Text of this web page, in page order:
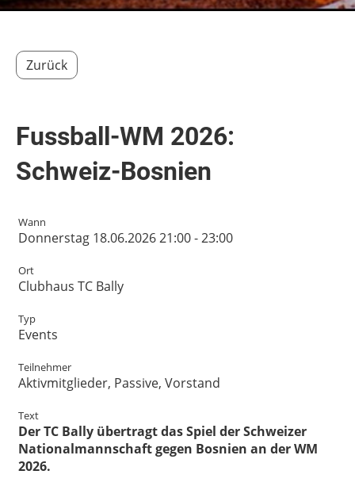
Zurück
Fussball-WM 2026:
Schweiz-Bosnien
Wann
Donnerstag 18.06.2026 21:00 - 23:00
Ort
Clubhaus TC Bally
Typ
Events
Teilnehmer
Aktivmitglieder, Passive, Vorstand
Text
Der TC Bally übertragt das Spiel der Schweizer
Nationalmannschaft gegen Bosnien an der WM
2026.